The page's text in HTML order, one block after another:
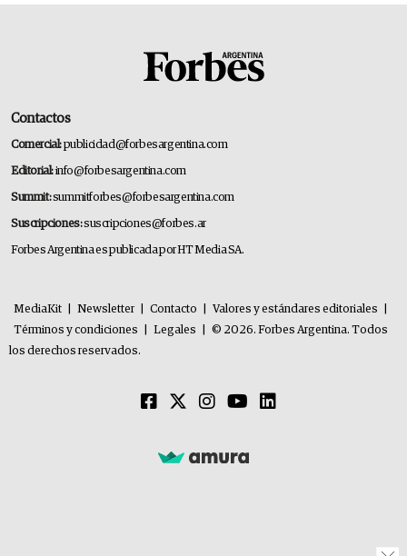
Contactos
Comercial:publicidad@forbesargentina.com
Editorial:info@forbesargentina.com
Summit:summitforbes@forbesargentina.com
Suscripciones:suscripciones@forbes.ar
Forbes Argentina es publicada por HT Media SA.
MediaKit Newsletter Contacto Valores y estándares editoriales
Términos y condiciones
Legales
© 2026. Forbes Argentina. Todos
los derechos reservados.